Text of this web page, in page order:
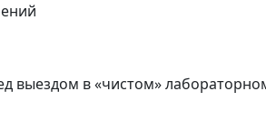
выездом в «чистом»